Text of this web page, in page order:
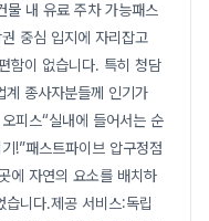
물 내 유료 주차 가능패스
중심 입지에 자리잡고
함이 없습니다. 특히 청담
종사자분들께 인기가
피스“실내에 들어서는 순
!”패스트파이브 압구정점
에 자연의 요소를 배치하
니다.제공 서비스:독립